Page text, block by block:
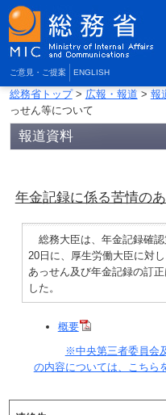
ご意見・ご提案 ENGLISH
総務省トップ> 広報・報道 > 報
っせん等について
報道資料
年金記録に係る苦情の
総務大臣は、年金記録確認
20日に、厚生労働大臣に対
あっせん及び年金記録の訂
した。
概要
※中央第三者委員会
の内容については、こちら